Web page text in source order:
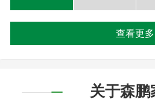
查看更多
关于森鹏